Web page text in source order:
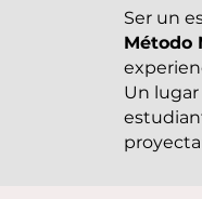
Ser un
Método
Un lugar